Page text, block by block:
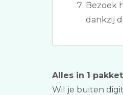
Bezoek
dankzij
Alles in 1
Wil je buiten